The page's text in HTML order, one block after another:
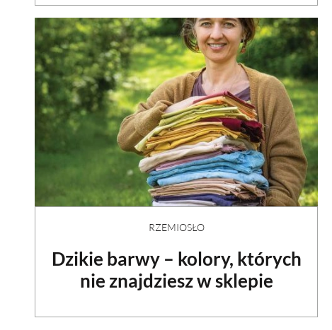
RZEMIOSŁO
Dzikie barwy – kolory, których
nie znajdziesz w sklepie